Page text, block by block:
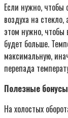
Если нужно, чтобы
воздуха на
этом нужно, чтобы
будет больше.
максимальную,
перепада
Полезные бонусы
На холостых